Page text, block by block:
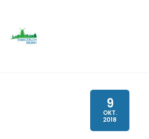
9
OKT.
2018